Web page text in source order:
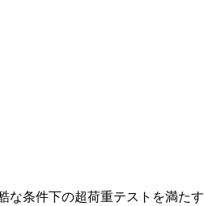
条件下の超荷重テストを満た